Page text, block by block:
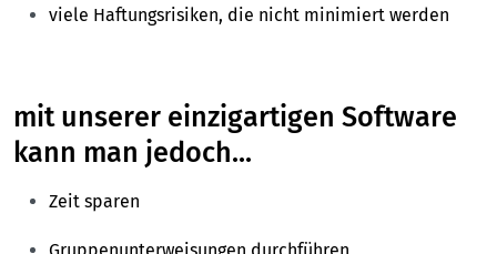
viele Haftungsrisiken, die nicht minimiert werden
mit unserer einzigartigen Software
kann man jedoch...
Zeit sparen